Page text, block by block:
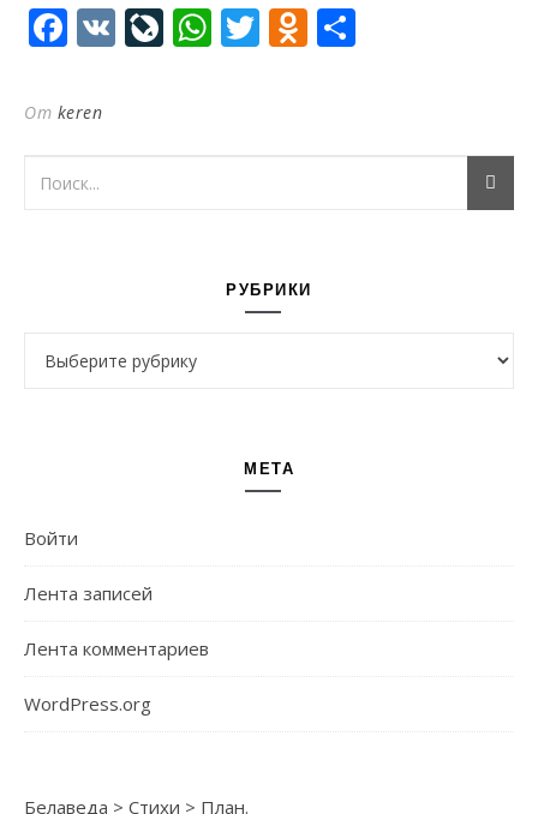
Facebook
VK LiveJournal
WhatsApp
Twitter
От keren
РУБРИКИ
МЕТА
Войти
Лента записей
Лента комментариев
WordPress.org
Белаведа > Стихи > План.